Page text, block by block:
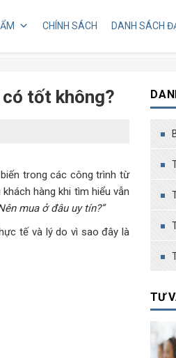
CHÍNH SÁCH DANH SÁCH
có tốt không?
trong các công trình từ
hàng khi tìm hiểu vẫn
mua ở đâu uy tín?”
tế và lý do vì sao đây là
TƯ